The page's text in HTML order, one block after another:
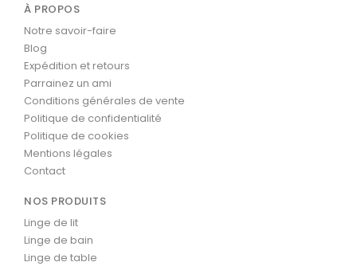
À PROPOS
Notre savoir-faire
Blog
Expédition et retours
Parrainez un ami
Conditions générales de vente
Politique de confidentialité
Politique de cookies
Mentions légales
Contact
NOS PRODUITS
Linge de lit
Linge de bain
Linge de table